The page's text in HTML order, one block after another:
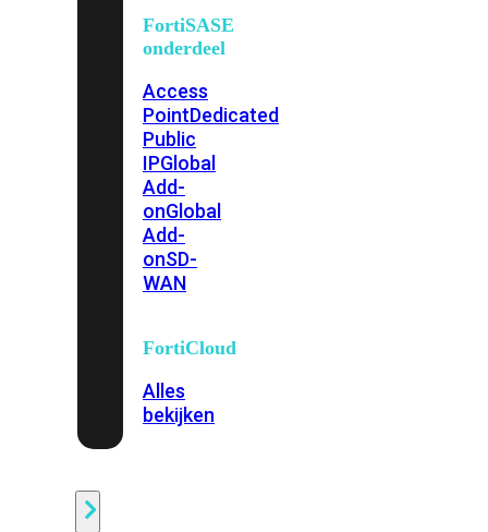
FortiSASE
onderdeel
Access
PointDedicated
Public
IPGlobal
Add-
onGlobal
Add-
onSD-
WAN
FortiCloud
Alles
bekijken